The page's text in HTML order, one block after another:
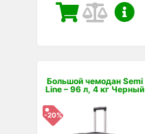
Большой чемодан Semi
Line – 96 л, 4 кг Черный
-20%